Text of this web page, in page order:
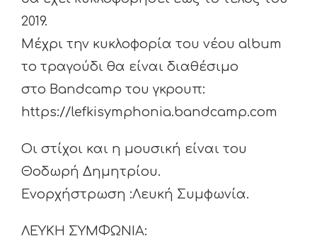
2019.
Μέχρι την κυκλοφορία του νέου album
το τραγούδι θα είναι διαθέσιμο
στο Βandcamp του γκρουπ:
https://lefkisymphonia.bandcamp.com
Οι στίχοι και η μουσική είναι του
Θοδωρή Δημητρίου.
Ενορχήστρωση :Λευκή Συμφωνία.
ΛΕΥΚΗ ΣΥΜΦΩΝΙΑ: